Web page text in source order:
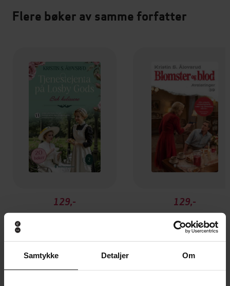
Samtykke Detaljer Om
Flere bøker av samme forfatter
129,-
Bak kulissene
EBOK
129,-
Avsløringer
Kristin S. Ålovsrud
EBOK